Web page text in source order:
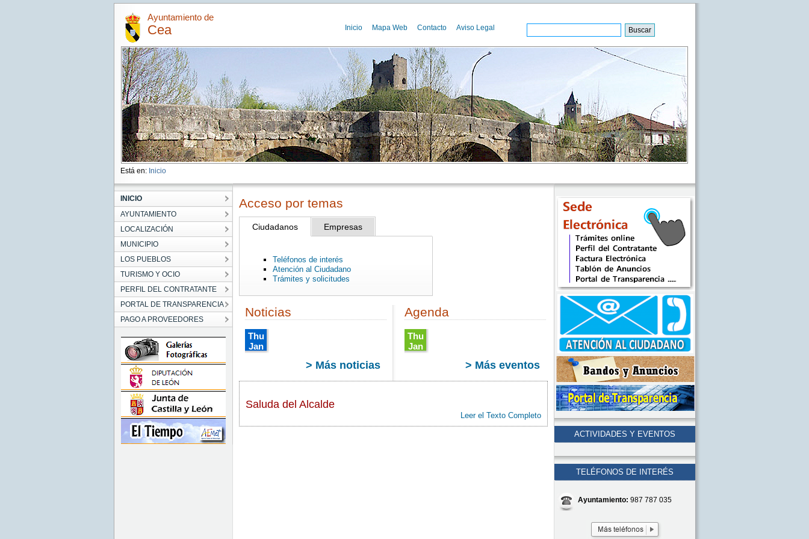
Ayuntamiento de
Cea Inicio Mapa Web Contacto Aviso Legal
Está en: Inicio
INICIO
AYUNTAMIENTO
LOCALIZACIÓN
MUNICIPIO
LOS PUEBLOS
TURISMO Y OCIO
PERFIL DEL CONTRATANTE
PORTAL DE TRANSPARENCIA
PAGO A PROVEEDORES
Acceso por temas
Ciudadanos Empresas
Teléfonos de interés
Atención al Ciudadano
Trámites y solicitudes
Noticias
Thu
Jan
Jan
CET
> Más noticias
Agenda
Thu
Jan
CET
> Más eventos
Saluda del Alcalde
Leer el Texto Completo
ACTIVIDADES Y EVENTOS
TELÉFONOS DE INTERÉS
Ayuntamiento: 987 787 035